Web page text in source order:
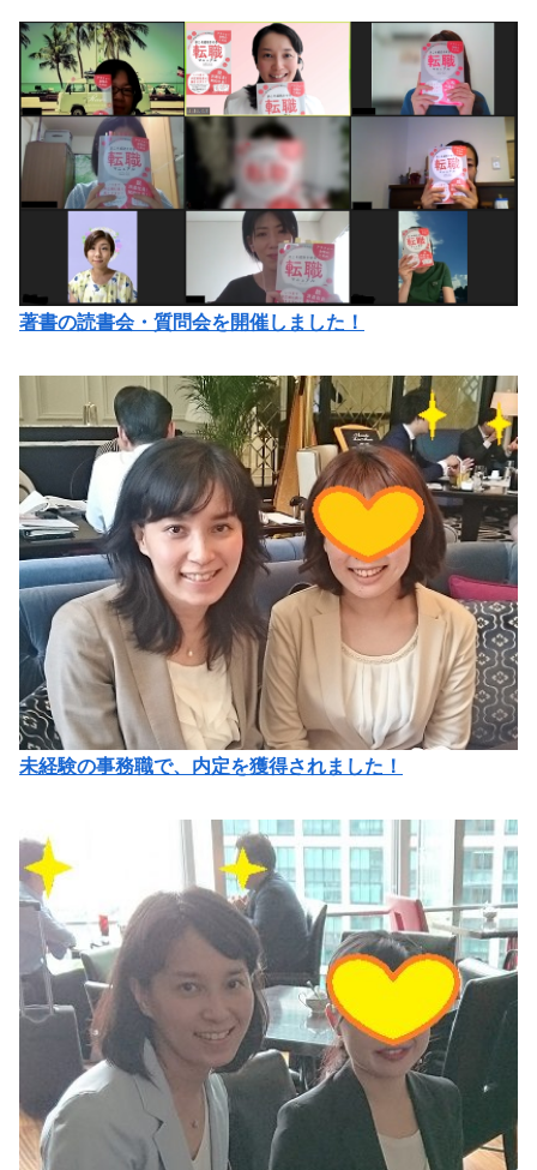
著書の読書会・質問会を開催しました！
未経験の事務職で、内定を獲得されました！